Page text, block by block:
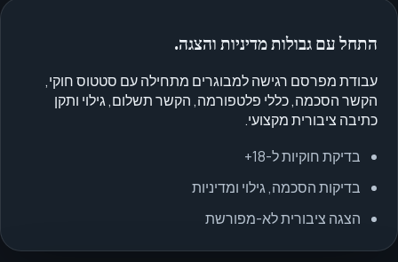
התחל עם גבולות מדיניות והצגה.
עבודת מפרסם רגישה למבוגרים מתחילה עם סטטוס חוקי,
הקשר הסכמה, כללי פלטפורמה, הקשר תשלום, גילוי ותקן
כתיבה ציבורית מקצועי.
בדיקת חוקיות ל-18+
בדיקות הסכמה, גילוי ומדיניות
הצגה ציבורית לא-מפורשת